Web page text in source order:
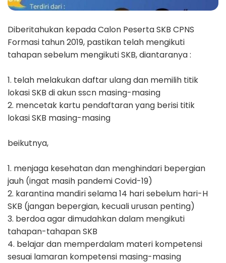
Diberitahukan kepada Calon Peserta SKB CPNS
Formasi tahun 2019, pastikan telah mengikuti
tahapan sebelum mengikuti SKB, diantaranya :
1. telah melakukan daftar ulang dan memilih titik
lokasi SKB di akun sscn masing-masing
2. mencetak kartu pendaftaran yang berisi titik
lokasi SKB masing-masing
beikutnya,
1. menjaga kesehatan dan menghindari bepergian
jauh (ingat masih pandemi Covid-19)
2. karantina mandiri selama 14 hari sebelum hari-H
SKB (jangan bepergian, kecuali urusan penting)
3. berdoa agar dimudahkan dalam mengikuti
tahapan-tahapan SKB
4. belajar dan memperdalam materi kompetensi
sesuai lamaran kompetensi masing-masing